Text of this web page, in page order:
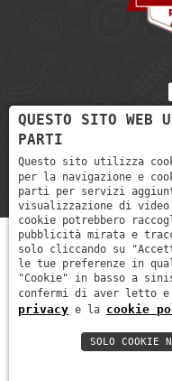
Informativa
P.
QUESTO SITO WEB
PARTI
Questo sito utilizza
per la navigazione e
parti per servizi
visualizzazione di
cookie potrebbero
pubblicità mirata e
solo cliccando su
le tue preferenze in
"Cookie" in basso a
confermi di aver letto
privacy e la cookie
SOLO COOKIE